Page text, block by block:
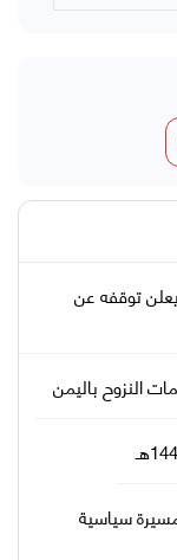
توقفه عن
النزوح باليمن
سياسية